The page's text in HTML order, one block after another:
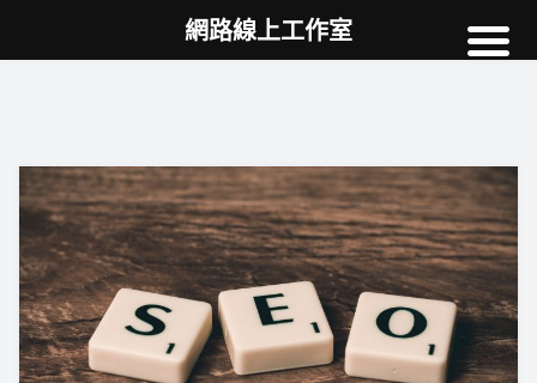
高雄網頁設計
網站SEO
NEWS
教學
AI
網路線上工作室